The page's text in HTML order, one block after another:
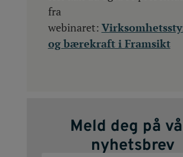
fra
webinaret:
og bærekraft i Framsikt
Meld deg på
nyhetsbrev